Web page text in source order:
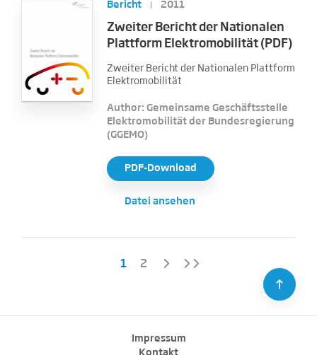
Bericht 2011
Zweiter Bericht der Nationalen
Plattform Elektromobilität (PDF)
Zweiter Bericht der Nationalen Plattform
Elektromobilität
Author: Gemeinsame Geschäftsstelle
Elektromobilität der Bundesregierung
(GGEMO)
PDF-Download
Datei ansehen
1 2
⇪
Impressum
Kontakt